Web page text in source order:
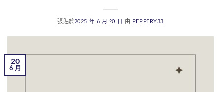
張貼於2025 年 6 月 20 日 由 PEPPERY33
20
6 月